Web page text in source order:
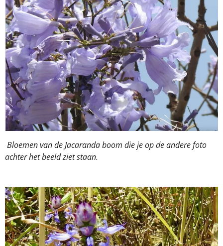
Bloemen van de Jacaranda boom die je op de andere foto
achter het beeld ziet staan.